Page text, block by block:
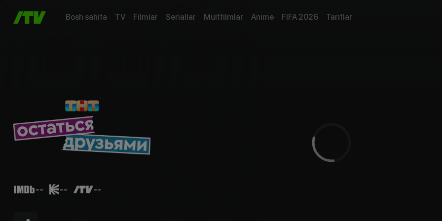
Bosh sahifa TV Filmlar Seriallar Multfilmlar Anime FIFA 2026 Tariflar
-- -- --